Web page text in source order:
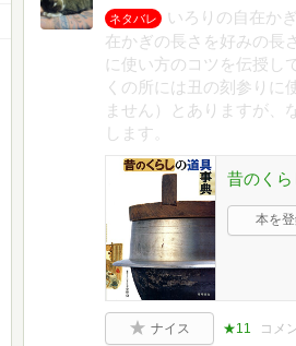
ネタバレ
いろりの自在か
在かぎの長さを好みの長
に使い方のコツを伝授し
くの所には丑の刻参りに
ません）とありますが
します。
昔のく
本を
ナイス ★11 コメ